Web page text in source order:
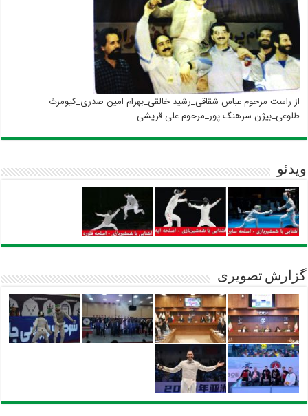
از راست مرحوم عباس شقاقی_رشید خالقی_بهرام امین صدری_کیومرث
طلوعی_بیژن سرهنگ پور_مرحوم علی قریشی
ویدئو
گزارش تصویری